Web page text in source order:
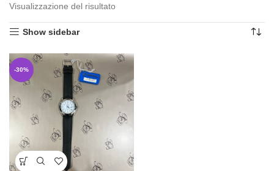
Visualizzazione del risultato
Show sidebar
-30%